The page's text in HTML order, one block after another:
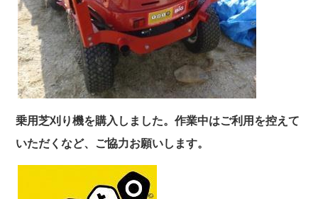
乗用芝刈り機を購入しました。作業中はご利用を控えて
いただくなど、ご協力お願いします。